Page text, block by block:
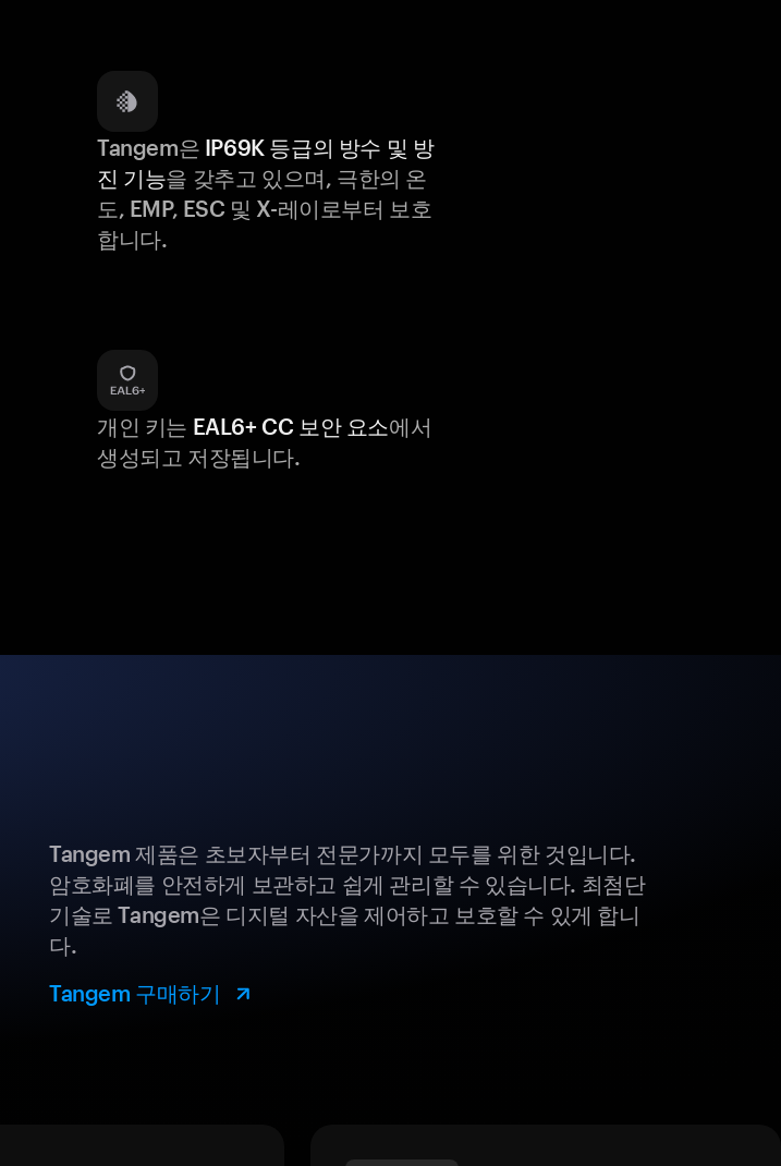
Tangem은 IP69K 등급의 방수 및 방
진 기능을 갖추고 있으며, 극한의 온
도, EMP, ESC 및 X-레이로부터 보호
합니다.
개인 키는 EAL6+ CC 보안 요소에서
생성되고 저장됩니다.
Tangem 제품은 초보자부터 전문가까지 모두를 위한 것입니다.
암호화폐를 안전하게 보관하고 쉽게 관리할 수 있습니다. 최첨단
기술로 Tangem은 디지털 자산을 제어하고 보호할 수 있게 합니
다.
Tangem 구매하기